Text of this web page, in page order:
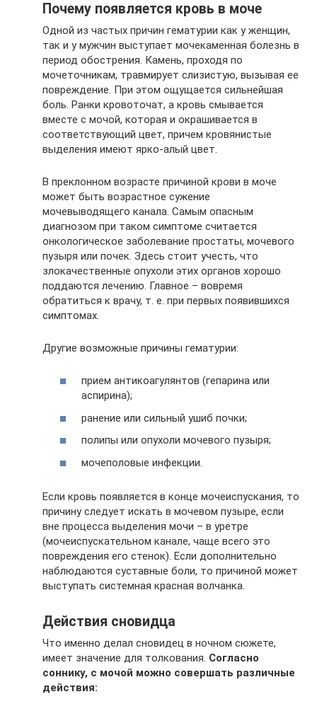
Почему появляется кровь в моче
Одной из частых причин гематурии как у женщин,
так и у мужчин выступает мочекаменная болезнь в
период обострения. Камень, проходя по
мочеточникам, травмирует слизистую, вызывая ее
повреждение. При этом ощущается сильнейшая
боль. Ранки кровоточат, а кровь смывается
вместе с мочой, которая и окрашивается в
соответствующий цвет, причем кровянистые
выделения имеют ярко-алый цвет.
В преклонном возрасте причиной крови в моче
может быть возрастное сужение
мочевыводящего канала. Самым опасным
диагнозом при таком симптоме считается
онкологическое заболевание простаты, мочевого
пузыря или почек. Здесь стоит учесть, что
злокачественные опухоли этих органов хорошо
поддаются лечению. Главное – вовремя
обратиться к врачу, т. е. при первых появившихся
симптомах.
Другие возможные причины гематурии:
прием антикоагулянтов (гепарина или
аспирина);
ранение или сильный ушиб почки;
полипы или опухоли мочевого пузыря;
мочеполовые инфекции.
Если кровь появляется в конце мочеиспускания, то
причину следует искать в мочевом пузыре, если
вне процесса выделения мочи – в уретре
(мочеиспускательном канале, чаще всего это
повреждения его стенок). Если дополнительно
наблюдаются суставные боли, то причиной может
выступать системная красная волчанка.
Действия сновидца
Что именно делал сновидец в ночном сюжете,
имеет значение для толкования. Согласно
соннику, с мочой можно совершать различные
действия: